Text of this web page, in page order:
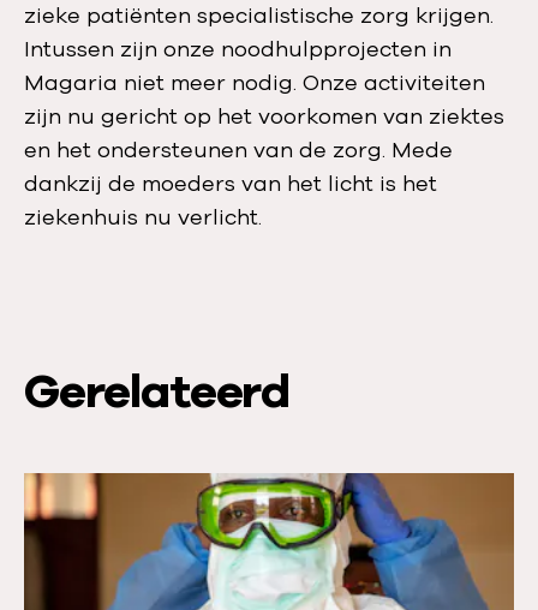
zieke patiënten specialistische zorg krijgen.
Intussen zijn onze noodhulpprojecten in
Magaria niet meer nodig. Onze activiteiten
zijn nu gericht op het voorkomen van ziektes
en het ondersteunen van de zorg. Mede
dankzij de moeders van het licht is het
ziekenhuis nu verlicht.
Gerelateerd
L
e